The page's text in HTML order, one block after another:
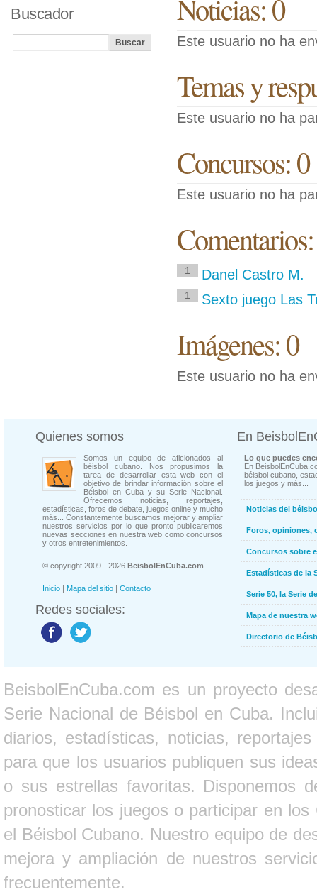
Noticias: 0
Este usuario no ha
Temas y
Este usuario no ha
Concursos: 0
Este usuario no ha
1 Danel Castro M.
1 Sexto juego Las
Imágenes: 0
Este usuario no ha
Buscador
Quienes somos
Somos un equipo de aficionados al
béisbol cubano. Nos propusimos la
tarea de desarrollar esta web con el
objetivo de brindar información sobre el
Béisbol en Cuba y su Serie Nacional.
Ofrecemos noticias, reportajes,
estadísticas, foros de debate, juegos online y mucho
más... Constantemente buscamos mejorar y ampliar
nuestros servicios por lo que pronto publicaremos
nuevas secciones en nuestra web como concursos
y otros entretenimientos.
© copyright 2009 - 2026 BeisbolEnCuba.com
Inicio | Mapa del sitio | Contacto
Redes sociales:
En
Lo que puedes
En
béisbol cubano,
los juegos y más...
Noticias del
Foros, opiniones,
Concursos sobre
Estadísticas de la
Serie 50, la Serie
Mapa de nuestra
Directorio de
BeisbolEnCuba.com es un proyecto
Serie Nacional de Béisbol en Cuba.
diarios, estadísticas, noticias,
para que los usuarios publiquen sus
o sus estrellas favoritas. Disponemos
pronosticar los juegos o participar en
el Béisbol Cubano. Nuestro equipo de
mejora y ampliación de nuestros
frecuentemente.